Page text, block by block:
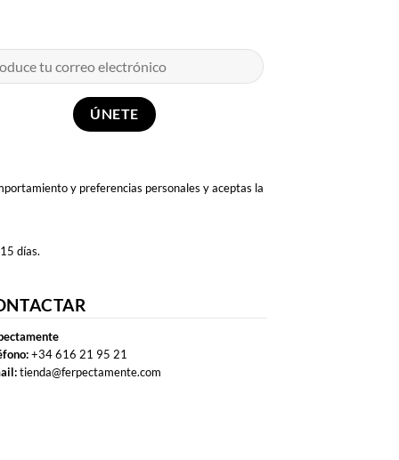
y preferencias personales y aceptas la
días.
+34 616 21 95 21
tienda@ferpectamente.com